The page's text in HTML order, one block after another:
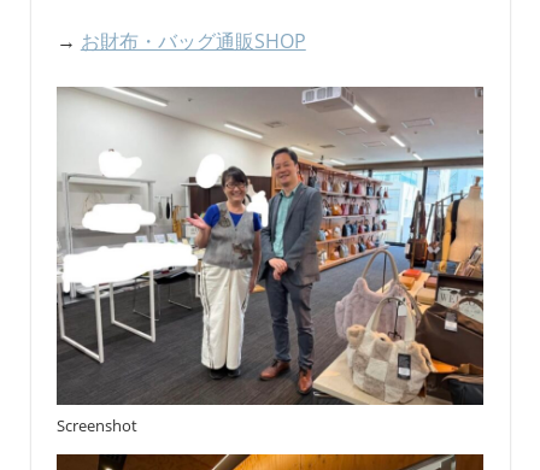
→ お財布・バッグ通販SHOP
Screenshot